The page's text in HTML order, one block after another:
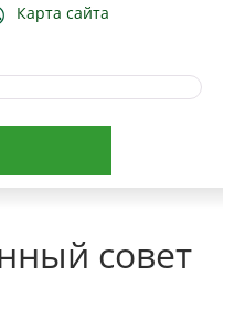
Карта сайта
совет